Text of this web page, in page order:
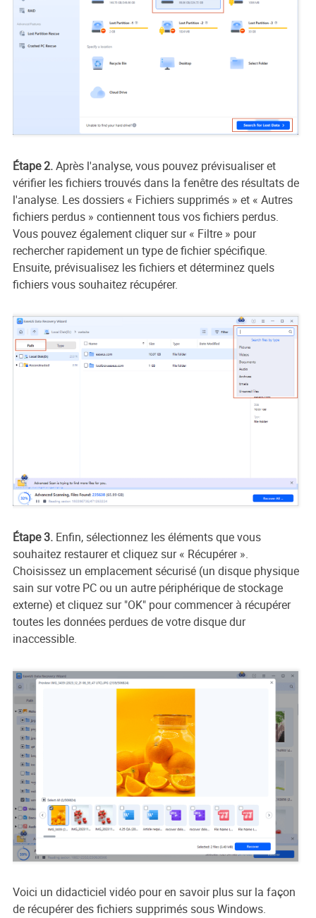
Étape 2.Après l'analyse, vous pouvez prévisualiser et
vérifier les fichiers trouvés dans la fenêtre des résultats de
l'analyse. Les dossiers « Fichiers supprimés » et « Autres
fichiers perdus » contiennent tous vos fichiers perdus.
Vous pouvez également cliquer sur « Filtre » pour
rechercher rapidement un type de fichier spécifique.
Ensuite, prévisualisez les fichiers et déterminez quels
fichiers vous souhaitez récupérer.
Étape 3.Enfin, sélectionnez les éléments que vous
souhaitez restaurer et cliquez sur « Récupérer ».
Choisissez un emplacement sécurisé (un disque physique
sain sur votre PC ou un autre périphérique de stockage
externe) et cliquez sur "OK" pour commencer à récupérer
toutes les données perdues de votre disque dur
inaccessible.
Voici un didacticiel vidéo pour en savoir plus sur la façon
de récupérer des fichiers supprimés sous Windows.